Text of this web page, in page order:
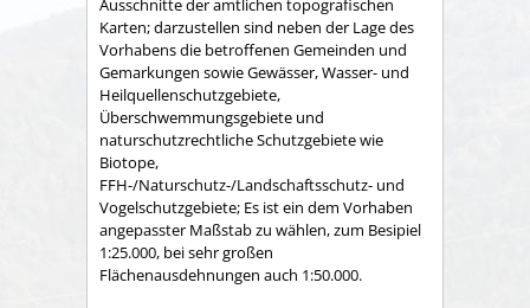
Ausschnitte der amtlichen topografischen
Karten; darzustellen sind neben der Lage des
Vorhabens die betroffenen Gemeinden und
Gemarkungen sowie Gewässer, Wasser- und
Heilquellenschutzgebiete,
Überschwemmungsgebiete und
naturschutzrechtliche Schutzgebiete wie
Biotope,
FFH-/Naturschutz-/Landschaftsschutz- und
Vogelschutzgebiete; Es ist ein dem Vorhaben
angepasster Maßstab zu wählen, zum Besipiel
1:25.000, bei sehr großen
Flächenausdehnungen auch 1:50.000.